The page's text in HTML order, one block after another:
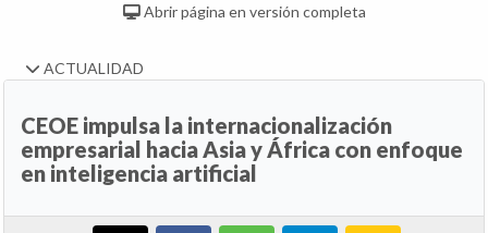
Abrir página en versión completa
ACTUALIDAD
CEOE impulsa la internacionalización
empresarial hacia Asia y África con enfoque
en inteligencia artificial